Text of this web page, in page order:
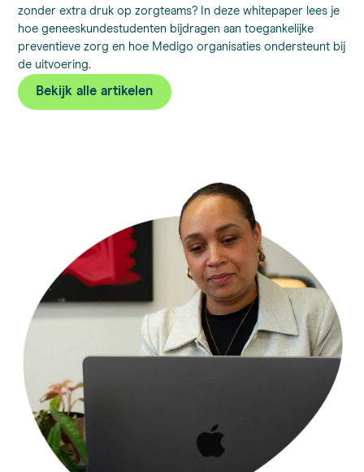
zonder extra druk op zorgteams? In deze whitepaper lees je
hoe geneeskundestudenten bijdragen aan toegankelijke
preventieve zorg en hoe Medigo organisaties ondersteunt bij
de uitvoering.
Bekijk alle artikelen